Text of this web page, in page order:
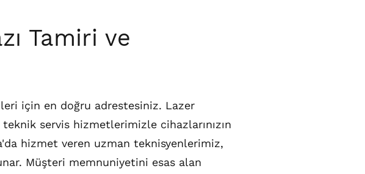
Tamiri ve
için en doğru adrestesiniz. Lazer
servis hizmetlerimizle cihazlarınızın
hizmet veren uzman teknisyenlerimiz,
Müşteri memnuniyetini esas alan